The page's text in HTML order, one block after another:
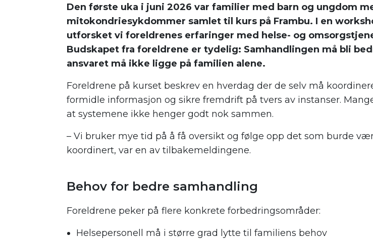
Den første uka i juni 2026 var familier med barn og ungdom
mitokondriesykdommer samlet til kurs på Frambu. I en
utforsket vi foreldrenes erfaringer med helse- og
Budskapet fra foreldrene er tydelig: Samhandlingen må bli
ansvaret må ikke ligge på familien alene.
Foreldrene på kurset beskrev en hverdag der de selv må
formidle informasjon og sikre fremdrift på tvers av instanser.
at systemene ikke henger godt nok sammen.
– Vi bruker mye tid på å få oversikt og følge opp det som burde
koordinert, var en av tilbakemeldingene.
Behov for bedre samhandling
Foreldrene peker på flere konkrete forbedringsområder:
Helsepersonell må i større grad lytte til familiens behov